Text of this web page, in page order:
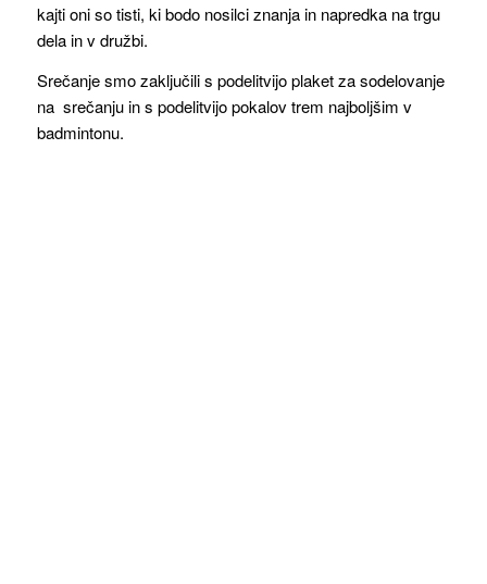
kajti oni so tisti, ki bodo nosilci znanja in napredka na trgu
dela in v družbi.
Srečanje smo zaključili s podelitvijo plaket za sodelovanje
na srečanju in s podelitvijo pokalov trem najboljšim v
badmintonu.